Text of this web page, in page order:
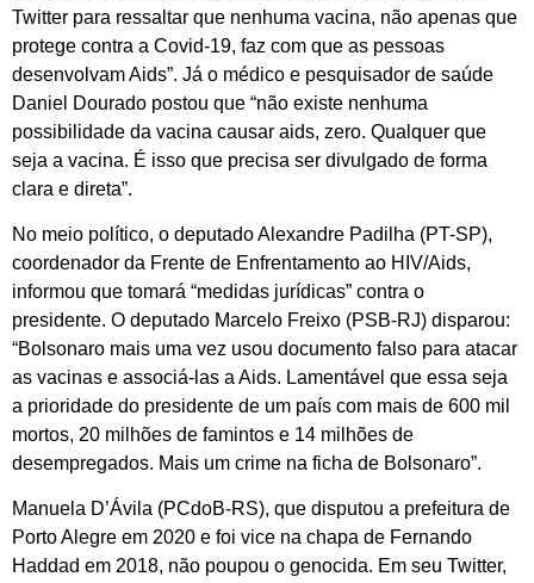
Twitter para ressaltar que nenhuma vacina, não apenas que
protege contra a Covid-19, faz com que as pessoas
desenvolvam Aids”. Já o médico e pesquisador de saúde
Daniel Dourado postou que “não existe nenhuma
possibilidade da vacina causar aids, zero. Qualquer que
seja a vacina. É isso que precisa ser divulgado de forma
clara e direta”.
No meio político, o deputado Alexandre Padilha (PT-SP),
coordenador da Frente de Enfrentamento ao HIV/Aids,
informou que tomará “medidas jurídicas” contra o
presidente. O deputado Marcelo Freixo (PSB-RJ) disparou:
“Bolsonaro mais uma vez usou documento falso para atacar
as vacinas e associá-las a Aids. Lamentável que essa seja
a prioridade do presidente de um país com mais de 600 mil
mortos, 20 milhões de famintos e 14 milhões de
desempregados. Mais um crime na ficha de Bolsonaro”.
Manuela D’Ávila (PCdoB-RS), que disputou a prefeitura de
Porto Alegre em 2020 e foi vice na chapa de Fernando
Haddad em 2018, não poupou o genocida. Em seu Twitter,